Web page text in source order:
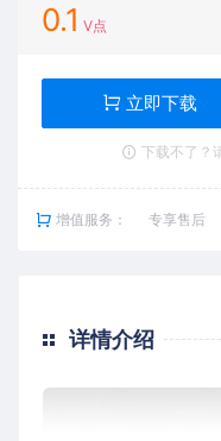
0.1 V点
立即下载
下载不了？
增值服务： 专享售后
详情介绍